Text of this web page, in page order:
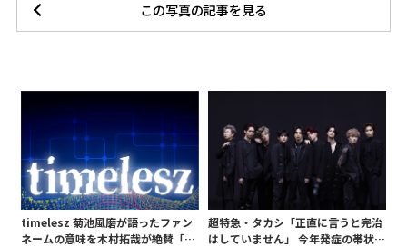
この写真の記事を見る
timelesz 菊池風磨が語ったファン
ネームの意味を木村拓哉が絶賛「考
超特急・タカシ「正直に言うと完治
はしていません」 今年発症の帯状疱